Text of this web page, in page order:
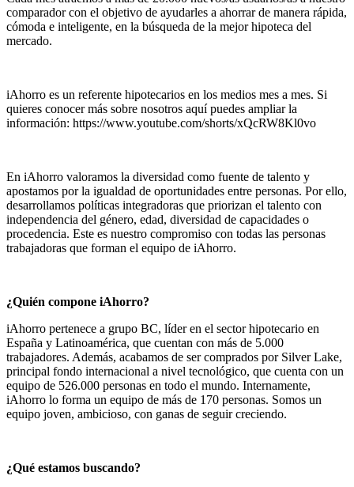
comparador con el objetivo de ayudarles a ahorrar de manera rápida,
cómoda e inteligente, en la búsqueda de la mejor hipoteca del
mercado.
iAhorro es un referente hipotecarios en los medios mes a mes. Si
quieres conocer más sobre nosotros aquí puedes ampliar la
información: https://www.youtube.com/shorts/xQcRW8Kl0vo
En iAhorro valoramos la diversidad como fuente de talento y
apostamos por la igualdad de oportunidades entre personas. Por ello,
desarrollamos políticas integradoras que priorizan el talento con
independencia del género, edad, diversidad de capacidades o
procedencia. Este es nuestro compromiso con todas las personas
trabajadoras que forman el equipo de iAhorro.
¿Quién compone iAhorro?
iAhorro pertenece a grupo BC, líder en el sector hipotecario en
España y Latinoamérica, que cuentan con más de 5.000
trabajadores. Además, acabamos de ser comprados por Silver Lake,
principal fondo internacional a nivel tecnológico, que cuenta con un
equipo de 526.000 personas en todo el mundo. Internamente,
iAhorro lo forma un equipo de más de 170 personas. Somos un
equipo joven, ambicioso, con ganas de seguir creciendo.
¿Qué estamos buscando?